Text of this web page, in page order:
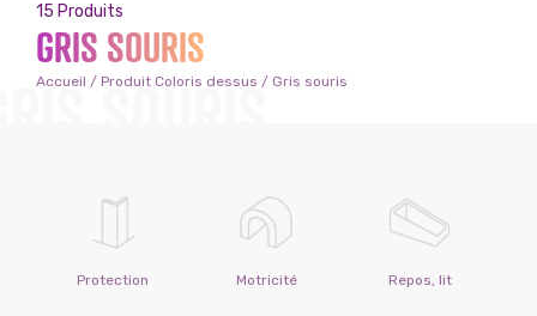
15 Produits
GRIS SOURIS
Accueil / Produit Coloris dessus / Gris souris
SOURIS
Protection Motricité Repos, lit